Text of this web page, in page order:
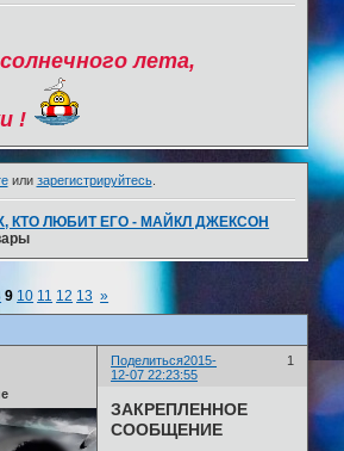
лета,
!
или зарегистрируйтесь.
ЛЮБИТ ЕГО - МАЙКЛ ДЖЕКСОН
9 10 11 12 13 »
Поделиться 1
2015-
12-07 22:23:55
ЗАКРЕПЛЕННОЕ
СООБЩЕНИЕ